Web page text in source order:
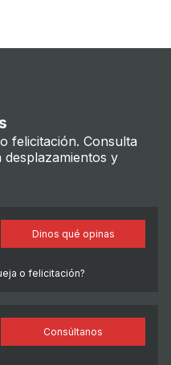
felicitación. Consulta
desplazamientos y
o felicitación?
Dinos qué opinas
Consúltanos